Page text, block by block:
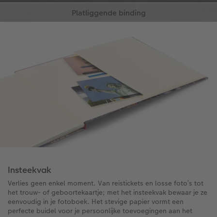
Pagina's liggen helemaal plat voor beter
Perfect voor je panoramafoto's
Verkrijgbaar voor het CEWE FOTOBOEK
op fotopapier
Insteekvak
Verlies geen enkel moment. Van reistickets en losse foto’s tot
het trouw- of geboortekaartje; met het insteekvak bewaar je ze
eenvoudig in je fotoboek. Het stevige papier vormt een
perfecte buidel voor je persoonlijke toevoegingen aan het